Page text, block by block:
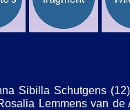
Sibilla Schutgens
Lemmens van de